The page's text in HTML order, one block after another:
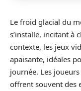
Le froid glacial du
s’installe, incitant à
contexte, les jeux
apaisante, idéales
journée. Les
offrent souvent des